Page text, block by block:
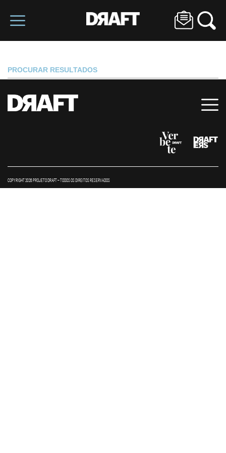
PROCURAR RESULTADOS
COPYRIGHT 2026 PROJETO DRAFT – TODOS OS DIREITOS RESERVADOS